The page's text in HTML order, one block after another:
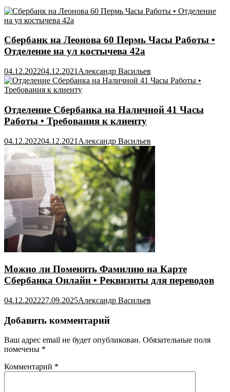
Сбербанк на Леонова 60 Пермь Часы Работы •
Отделение на ул костычева 42а
04.12.202204.12.2021 Александр Васильев
Отделение Сбербанка на Наличной 41 Часы
Работы • Требования к клиенту
04.12.202204.12.2021 Александр Васильев
Можно ли Поменять Фамилию на Карте
Сбербанка Онлайн • Реквизиты для переводов
04.12.202227.09.2025Александр Васильев
Добавить комментарий
Ваш адрес email не будет опубликован. Обязательные поля
помечены *
Комментарий *